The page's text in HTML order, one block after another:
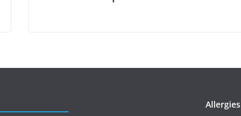
Allergies